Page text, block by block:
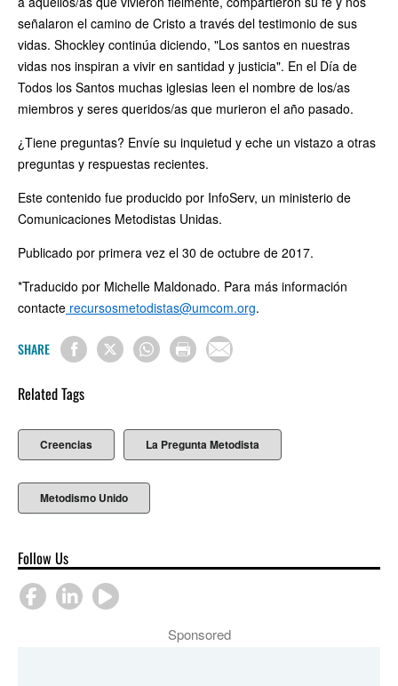
señalaron el camino de Cristo a través del testimonio de sus
vidas. Shockley continúa diciendo, "Los santos en nuestras
vidas nos inspiran a vivir en santidad y justicia". En el Día de
Todos los Santos muchas iglesias leen el nombre de los/as
miembros y seres queridos/as que murieron el año pasado.
¿Tiene preguntas? Envíe su inquietud y eche un vistazo a otras
preguntas y respuestas recientes.
Este contenido fue producido por InfoServ, un ministerio de
Comunicaciones Metodistas Unidas.
Publicado por primera vez el 30 de octubre de 2017.
*Traducido por Michelle Maldonado. Para más información
contacte recursosmetodistas@umcom.org.
SHARE
Related Tags
Creencias La Pregunta Metodista
Metodismo Unido
Follow Us
Sponsored